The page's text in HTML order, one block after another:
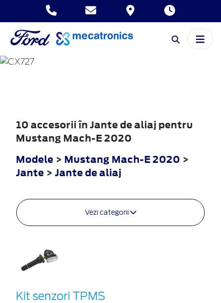
MUSTANG
MACH-E
10 accesorii în Jante de aliaj pentru
Mustang Mach-E 2020
Modele > Mustang Mach-E 2020 >
Jante > Jante de aliaj
Vezi categorii
Kit senzori TPMS